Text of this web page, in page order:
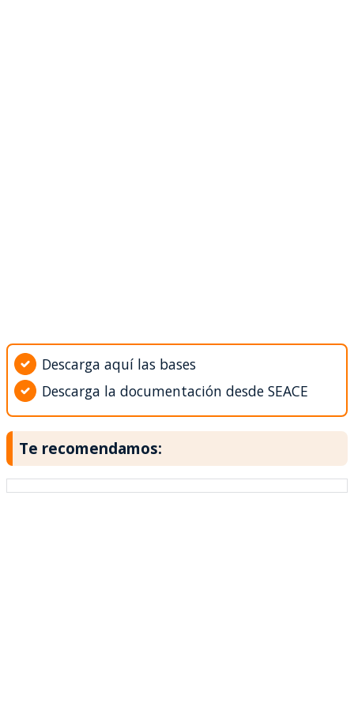
Descarga aquí las bases
Descarga la documentación desde SEACE
Te recomendamos: